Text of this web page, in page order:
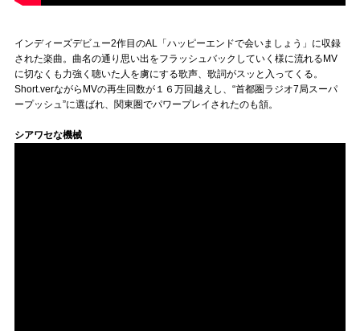
インディーズデビュー2作目のAL「ハッピーエンドで会いましょう」に収録
された楽曲。曲名の通り思い出をフラッシュバックしていく様に流れるMV
に切なくも力強く聴いた人を虜にする歌声、歌詞がスッと入ってくる。
Short.verながらMVの再生回数が１６万回越えし、“首都圏ラジオ7局スーパ
ープッシュ”に選ばれ、関東圏でパワープレイされたのも頷。
シアワセな機械